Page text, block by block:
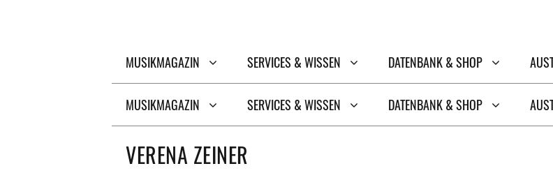
MUSIKMAGAZIN SERVICES & WISSEN DATENBANK & SHOP
MUSIKMAGAZIN SERVICES & WISSEN DATENBANK & SHOP
VERENA ZEINER